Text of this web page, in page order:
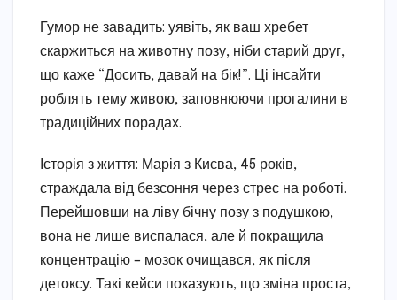
Гумор не завадить: уявіть, як ваш хребет
скаржиться на животну позу, ніби старий друг,
що каже “Досить, давай на бік!”. Ці інсайти
роблять тему живою, заповнюючи прогалини в
традиційних порадах.
Історія з життя: Марія з Києва, 45 років,
страждала від безсоння через стрес на роботі.
Перейшовши на ліву бічну позу з подушкою,
вона не лише виспалася, але й покращила
концентрацію – мозок очищався, як після
детоксу. Такі кейси показують, що зміна проста,